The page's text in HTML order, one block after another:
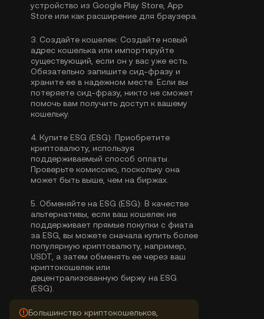
устройство из Google Play Store, App
Store или как расширение для браузера.
3. Создайте кошелек: Создайте новый
адрес кошелька или импортируйте
существующий, если он у вас уже есть.
Обязательно запишите сид-фразу и
храните ее в надежном месте. Если вы
потеряете сид-фразу, никто не сможет
помочь вам получить доступ к вашему
кошельку.
4. Купите ESG (ESG): Приобретите
криптовалюту, используя
поддерживаемый способ оплаты.
Проверьте комиссию, поскольку она
может быть выше, чем на биржах.
5. Обменяйте на ESG (ESG): В качестве
альтернативы, если ваш кошелек не
поддерживает прямые покупки с фиата
за ESG, вы можете сначала купить более
популярную криптовалюту, например,
USDT, а затем обменять ее через ваш
криптокошелек или
децентрализованную биржу на ESG
(ESG).
Большинство криптокошельков,